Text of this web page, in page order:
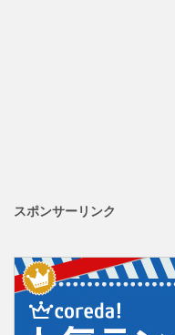
スポンサーリンク